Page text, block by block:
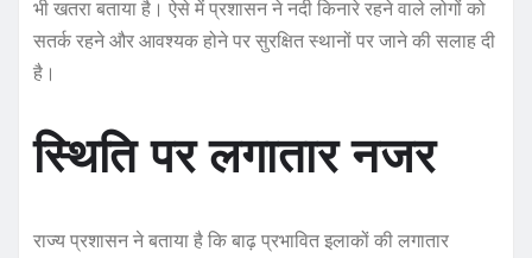
भी खतरा बताया है। ऐसे में प्रशासन ने नदी किनारे रहने वाले लोगों को
सतर्क रहने और आवश्यक होने पर सुरक्षित स्थानों पर जाने की सलाह दी
है।
स्थिति पर लगातार नजर
राज्य प्रशासन ने बताया है कि बाढ़ प्रभावित इलाकों की लगातार